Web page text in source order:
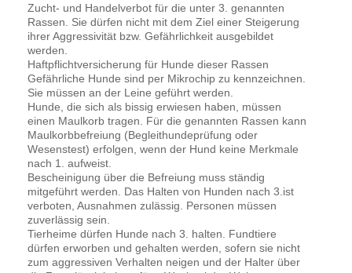
Zucht- und Handelverbot für die unter 3. genannten
Rassen. Sie dürfen nicht mit dem Ziel einer Steigerung
ihrer Aggressivität bzw. Gefährlichkeit ausgebildet
werden.
Haftpflichtversicherung für Hunde dieser Rassen
Gefährliche Hunde sind per Mikrochip zu kennzeichnen.
Sie müssen an der Leine geführt werden.
Hunde, die sich als bissig erwiesen haben, müssen
einen Maulkorb tragen. Für die genannten Rassen kann
Maulkorbbefreiung (Begleithundeprüfung oder
Wesenstest) erfolgen, wenn der Hund keine Merkmale
nach 1. aufweist.
Bescheinigung über die Befreiung muss ständig
mitgeführt werden. Das Halten von Hunden nach 3.ist
verboten, Ausnahmen zulässig. Personen müssen
zuverlässig sein.
Tierheime dürfen Hunde nach 3. halten. Fundtiere
dürfen erworben und gehalten werden, sofern sie nicht
zum aggressiven Verhalten neigen und der Halter über